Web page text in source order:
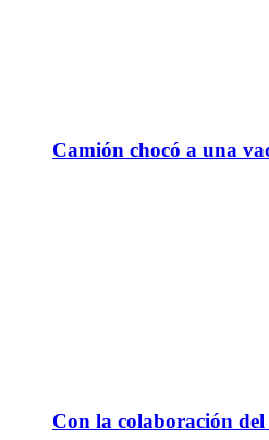
Camión chocó a una
Con la colaboración